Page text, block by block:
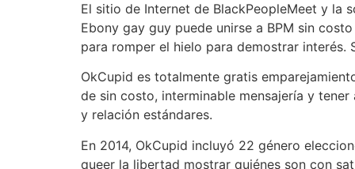
El sitio de Internet de BlackPeopleMeet y la
Ebony gay guy puede unirse a BPM sin
para romper el hielo para demostrar
OkCupid es totalmente gratis
de sin costo, interminable mensajería y
y relación estándares.
En 2014, OkCupid incluyó 22 género
queer la libertad mostrar quiénes son con